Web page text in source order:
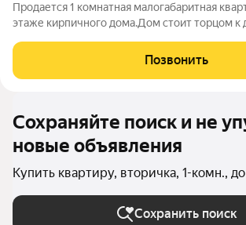
Продается 1 комнатная малогабаритная
этаже кирпичного дома.Дом стоит торцом к
вариант для жилья и под сдачу.Квартира
угловая.Состояние квартиры
Позвонить
Сохраняйте поиск и не
новые объявления
Купить квартиру, вторичка, 1-комн.,
Сохранить поиск